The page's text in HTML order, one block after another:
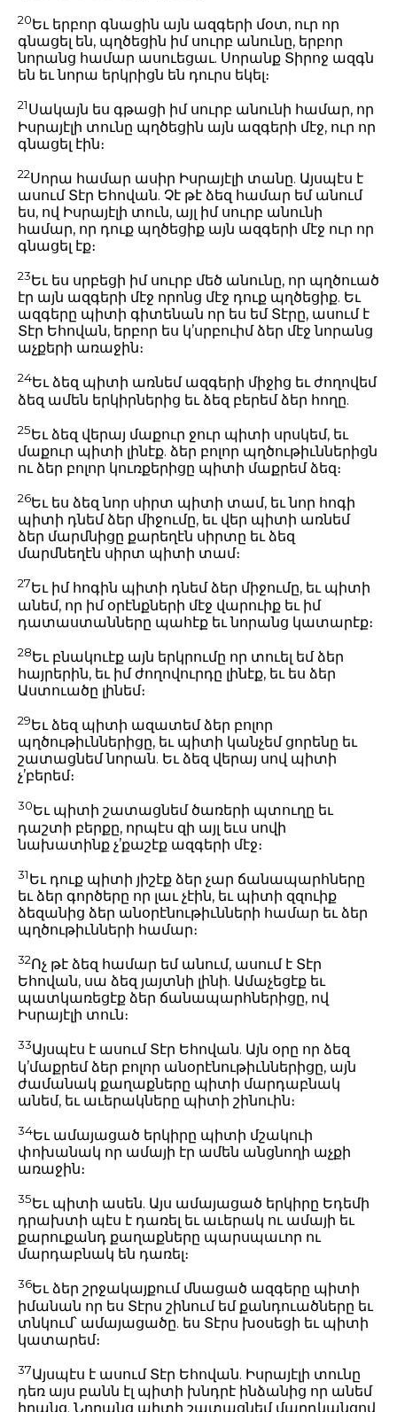
20Եւ երբոր գնացին այն ազգերի մօտ, ուր որ
գնացել են, պղծեցին իմ սուրբ անունը, երբոր
նորանց համար ասուեցաւ. Սորանք Տիրոջ ազգն
են եւ նորա երկրիցն են դուրս եկել։
21Սակայն ես գթացի իմ սուրբ անունի համար, որ
Իսրայէլի տունը պղծեցին այն ազգերի մէջ, ուր որ
գնացել էին։
22Սորա համար ասիր Իսրայէլի տանը. Այսպէս է
ասում Տէր Եհովան. Չէ թէ ձեզ համար եմ անում
ես, ով Իսրայէլի տուն, այլ իմ սուրբ անունի
համար, որ դուք պղծեցիք այն ազգերի մէջ ուր որ
գնացել էք։
23Եւ ես սրբեցի իմ սուրբ մեծ անունը, որ պղծուած
էր այն ազգերի մէջ որոնց մէջ դուք պղծեցիք. Եւ
ազգերը պիտի գիտենան որ ես եմ Տէրը, ասում է
Տէր Եհովան, երբոր ես կ’սրբուիմ ձեր մէջ նորանց
աչքերի առաջին։
24Եւ ձեզ պիտի առնեմ ազգերի միջից եւ ժողովեմ
ձեզ ամեն երկիրներից եւ ձեզ բերեմ ձեր հողը.
25Եւ ձեզ վերայ մաքուր ջուր պիտի սրսկեմ, եւ
մաքուր պիտի լինէք. ձեր բոլոր պղծութիւններիցն
ու ձեր բոլոր կուռքերիցը պիտի մաքրեմ ձեզ։
26Եւ ես ձեզ նոր սիրտ պիտի տամ, եւ նոր հոգի
պիտի դնեմ ձեր միջումը, եւ վեր պիտի առնեմ
ձեր մարմնիցը քարեղէն սիրտը եւ ձեզ
մարմնեղէն սիրտ պիտի տամ։
27Եւ իմ հոգին պիտի դնեմ ձեր միջումը, եւ պիտի
անեմ, որ իմ օրէնքների մէջ վարուիք եւ իմ
դատաստանները պահէք եւ նորանց կատարէք։
28Եւ բնակուէք այն երկրումը որ տուել եմ ձեր
հայրերին, եւ իմ ժողովուրդը լինէք, եւ ես ձեր
Աստուածը լինեմ։
29Եւ ձեզ պիտի ազատեմ ձեր բոլոր
պղծութիւններիցը, եւ պիտի կանչեմ ցորենը եւ
շատացնեմ նորան. Եւ ձեզ վերայ սով պիտի
չ’բերեմ։
30Եւ պիտի շատացնեմ ծառերի պտուղը եւ
դաշտի բերքը, որպէս զի այլ եւս սովի
նախատինք չ’քաշէք ազգերի մէջ։
31Եւ դուք պիտի յիշէք ձեր չար ճանապարհները
եւ ձեր գործերը որ լաւ չէին, եւ պիտի զզուիք
ձեզանից ձեր անօրէնութիւնների համար եւ ձեր
պղծութիւնների համար։
32Ոչ թէ ձեզ համար եմ անում, ասում է Տէր
Եհովան, սա ձեզ յայտնի լինի. Ամաչեցէք եւ
պատկառեցէք ձեր ճանապարհներիցը, ով
Իսրայէլի տուն։
33Այսպէս է ասում Տէր Եհովան. Այն օրը որ ձեզ
կ’մաքրեմ ձեր բոլոր անօրէնութիւններիցը, այն
ժամանակ քաղաքները պիտի մարդաբնակ
անեմ, եւ աւերակները պիտի շինուին։
34Եւ ամայացած երկիրը պիտի մշակուի
փոխանակ որ ամայի էր ամեն անցնողի աչքի
առաջին։
35Եւ պիտի ասեն. Այս ամայացած երկիրը Եդեմի
դրախտի պէս է դառել եւ աւերակ ու ամայի եւ
քարուքանդ քաղաքները պարսպաւոր ու
մարդաբնակ են դառել։
36Եւ ձեր շրջակայքում մնացած ազգերը պիտի
իմանան որ ես Տէրս շինում եմ քանդուածները եւ
տնկում՝ ամայացածը. ես Տէրս խօսեցի եւ պիտի
կատարեմ։
37Այսպէս է ասում Տէր Եհովան. Իսրայէլի տունը
դեռ այս բանն էլ պիտի խնդրէ ինձանից որ անեմ
իրանց. Նորանց պիտի շատացնեմ մարդկանցով